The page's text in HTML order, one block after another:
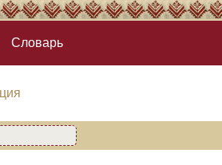
Словарь